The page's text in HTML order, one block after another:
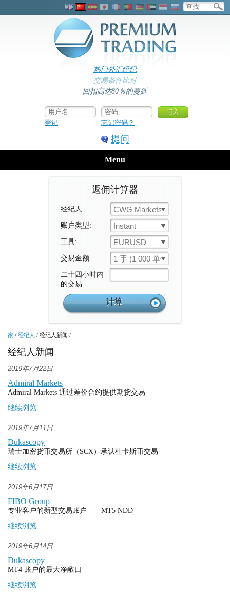
热门外汇经纪
交易条件比对
回扣高达80％的蔓延
登记 忘记密码？
提问
Menu
返佣计算器
经纪人: CWG Markets
账户类型: Instant
工具: EURUSD
交易金额: 1 手 (1 000 单位)
二十四小时内
的交易:
家 / 经纪人 / 经纪人新闻 /
经纪人新闻
2019年7月22日
Admiral Markets
Admiral Markets 通过差价合约提供期货交易
继续浏览
2019年7月11日
Dukascopy
瑞士加密货币交易所（SCX）承认杜卡斯币交易
继续浏览
2019年6月17日
FIBO Group
专业客户的新型交易账户——MT5 NDD
继续浏览
2019年6月14日
Dukascopy
MT4 账户的最大净敞口
继续浏览